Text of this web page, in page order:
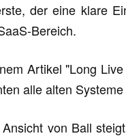
der eine klare
Bereich.
Artikel "Long
alle alten
von Ball